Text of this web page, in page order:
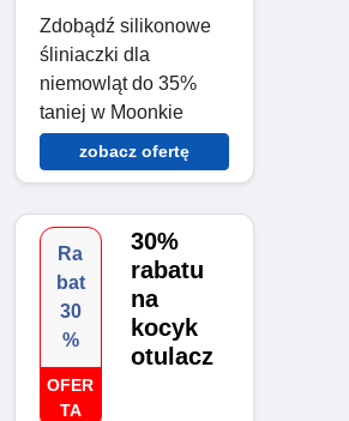
Zdobądź silikonowe
śliniaczki dla
niemowląt do 35%
taniej w Moonkie
zobacz ofertę
Ra
bat
30
%
OFER
TA
30%
rabatu
na
kocyk
otulacz